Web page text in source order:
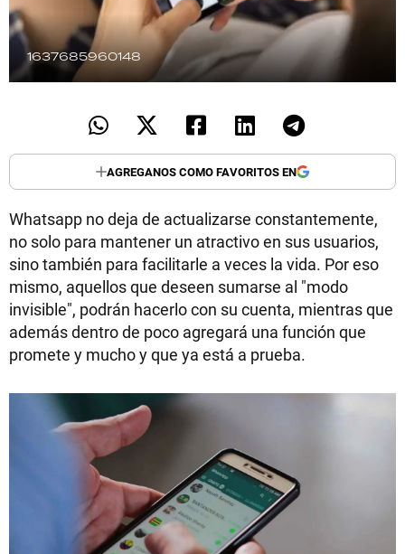
1637685960148
AGREGANOS COMO FAVORITOS EN
Whatsapp no deja de actualizarse constantemente,
no solo para mantener un atractivo en sus usuarios,
sino también para facilitarle a veces la vida. Por eso
mismo, aquellos que deseen sumarse al "modo
invisible", podrán hacerlo con su cuenta, mientras que
además dentro de poco agregará una función que
promete y mucho y que ya está a prueba.
Seguinos